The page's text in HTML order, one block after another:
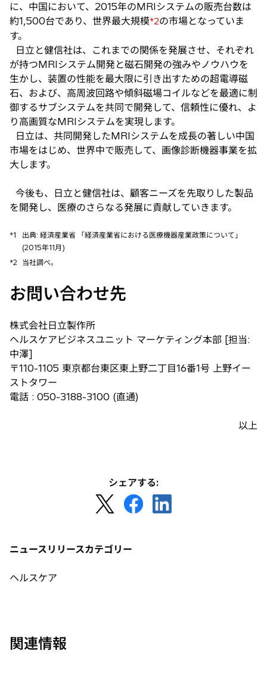
に、中国において、2015年のMRIシステムの販売台数は
約1,500台であり、世界最大規模*2の市場となっていま
す。
日立と健信社は、これまでの関係を発展させ、それぞれ
が持つMRIシステム開発と磁石開発の強みやノウハウを
生かし、装置の性能を最大限に引き出すための超電導磁
石、および、高周波回路や傾斜磁場コイルなどを最適に制
御するサブシステムを共同で開発して、信頼性に優れ、よ
り高画質なMRIシステムを実現します。
日立は、共同開発したMRIシステムを成長の著しい中国
市場をはじめ、世界中で販売して、画像診断機器事業を拡
大します。
今後も、日立と健信社は、顧客ニーズを先取りした製品
を開発し、医療のさらなる発展に貢献していきます。
*1
出典: 経済産業省 「経済産業省における医療機器産業政策について」
(2015年11月)
*2 当社調べ。
お問い合わせ先
株式会社日立製作所
ヘルスケアビジネスユニット マーケティング本部 [担当:
中澤]
〒110-1105 東京都台東区東上野二丁目16番1号 上野イー
ストタワー
電話 : 050-3188-3100 (直通)
以上
シェアする:
し
タ
新
し
ニュースリリースカテゴリー
ヘルスケア
関連情報